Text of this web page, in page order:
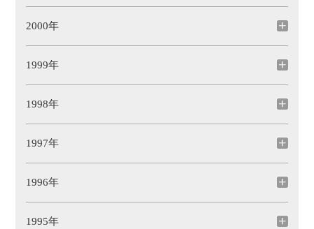
2000年
1999年
1998年
1997年
1996年
1995年